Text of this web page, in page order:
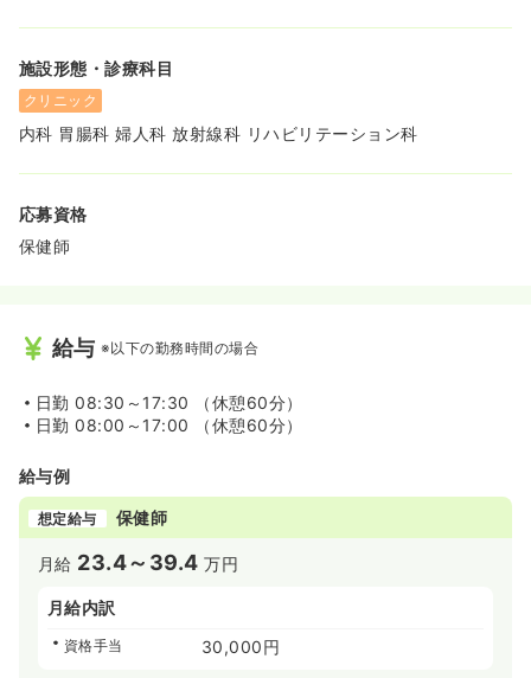
施設形態・診療科目
クリニック
内科 胃腸科 婦人科 放射線科 リハビリテーション科
応募資格
保健師
給与 ※以下の勤務時間の場合
日勤 08:30～17:30 （休憩60分）
日勤 08:00～17:00 （休憩60分）
給与例
想定給与 保健師
月給 23.4～39.4 万円
月給内訳
資格手当 30,000円